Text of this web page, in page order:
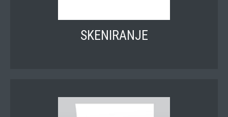
SKENIRANJE